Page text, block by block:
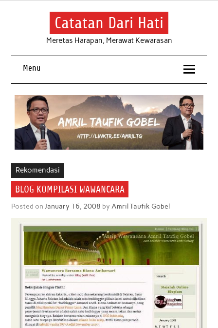
Skip
Catatan Dari Hati
Meretas Harapan, Merawat Kewarasan
Menu
Rekomendasi
BLOG KOMPILASI WAWANCARA
Posted on January 16, 2008 by Amril Taufik Gobel